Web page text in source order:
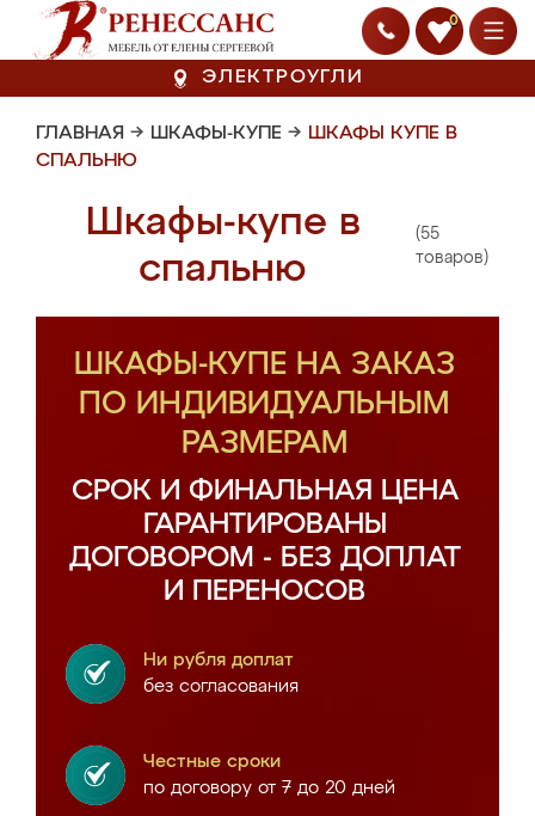
0
ЭЛЕКТРОУГЛИ
ГЛАВНАЯ → ШКАФЫ-КУПЕ → ШКАФЫ КУПЕ В
СПАЛЬНЮ
Шкафы-купе в
спальню
(55
товаров)
ШКАФЫ-КУПЕ НА ЗАКАЗ
ПО ИНДИВИДУАЛЬНЫМ
РАЗМЕРАМ
СРОК И ФИНАЛЬНАЯ ЦЕНА
ГАРАНТИРОВАНЫ
ДОГОВОРОМ - БЕЗ ДОПЛАТ
И ПЕРЕНОСОВ
Ни рубля доплат
без согласования
Честные сроки
по договору от 7 до 20 дней